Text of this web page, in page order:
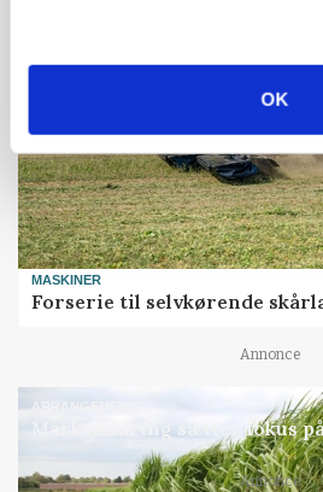
OK
MASKINER
Forserie til selvkørende
Annonce
ARRANGEMENT
Markvandring sætter fokus
Annonce